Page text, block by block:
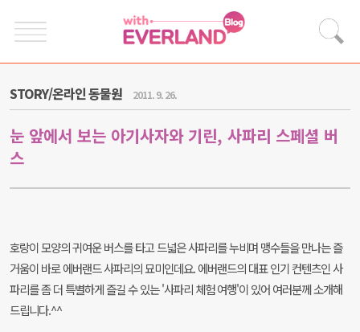
STORY/온라인 동물원 2011. 9. 26.
눈 앞에서 보는 아기사자와 기린, 사파리 스페셜 버
스
호랑이 모양의 귀여운 버스를 타고 드넓은 사파리를 누비며 맹수들을 만나는 즐
거움이 바로 에버랜드 사파리의 묘미인데요. 에버랜드의 대표 인기 컨텐츠인 사
파리를 좀 더 특별하게 즐길 수 있는 '사파리 체험 여행'이 있어 여러분께 소개해
드립니다.^^